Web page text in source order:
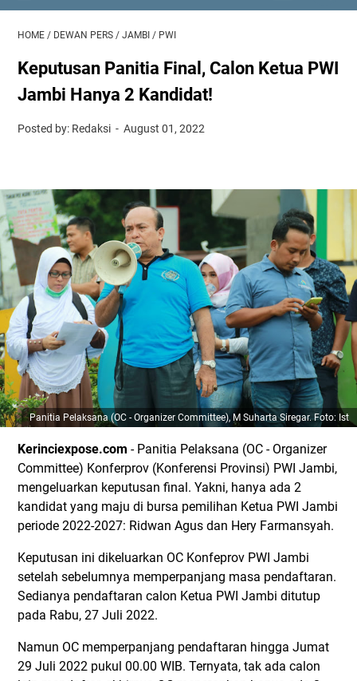
HOME / DEWAN PERS / JAMBI / PWI
Keputusan Panitia Final, Calon Ketua PWI
Jambi Hanya 2 Kandidat!
Posted by: Redaksi August 01, 2022
Panitia Pelaksana (OC - Organizer Committee), M Suharta Siregar. Foto: Ist
Kerinciexpose.com - Panitia Pelaksana (OC - Organizer
Committee) Konferprov (Konferensi Provinsi) PWI Jambi,
mengeluarkan keputusan final. Yakni, hanya ada 2
kandidat yang maju di bursa pemilihan Ketua PWI Jambi
periode 2022-2027: Ridwan Agus dan Hery Farmansyah.
Keputusan ini dikeluarkan OC Konfeprov PWI Jambi
setelah sebelumnya memperpanjang masa pendaftaran.
Sedianya pendaftaran calon Ketua PWI Jambi ditutup
pada Rabu, 27 Juli 2022.
Namun OC memperpanjang pendaftaran hingga Jumat
29 Juli 2022 pukul 00.00 WIB. Ternyata, tak ada calon